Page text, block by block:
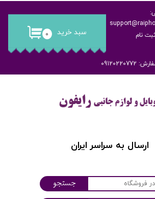
۰ سبد خرید ثبت نام
جستجو
ارسال به سراسر ایران